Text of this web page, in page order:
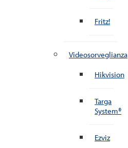
Fritz!
Videosorveglianza
Hikvision
Targa
System®
Ezviz